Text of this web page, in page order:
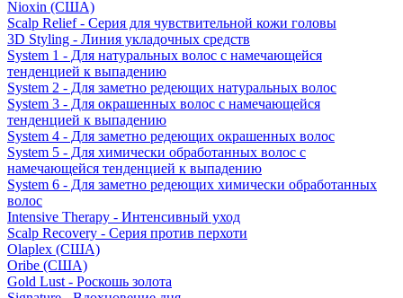
Nioxin (США)
Scalp Relief - Серия для чувствительной кожи головы
3D Styling - Линия укладочных средств
System 1 - Для натуральных волос с намечающейся
тенденцией к выпадению
System 2 - Для заметно редеющих натуральных волос
System 3 - Для окрашенных волос с намечающейся
тенденцией к выпадению
System 4 - Для заметно редеющих окрашенных волос
System 5 - Для химически обработанных волос с
намечающейся тенденцией к выпадению
System 6 - Для заметно редеющих химически обработанных
волос
Intensive Therapy - Интенсивный уход
Scalp Recovery - Серия против перхоти
Olaplex (США)
Oribe (США)
Gold Lust - Роскошь золота